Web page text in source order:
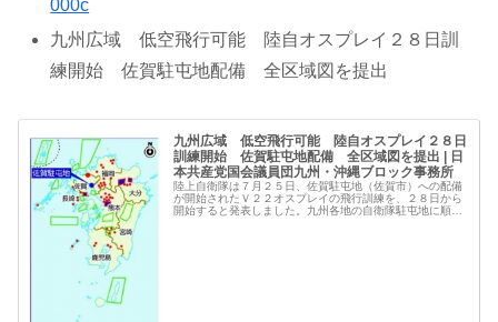
000c
九州広域 低空飛行可能 陸自オスプレイ２８日訓
練開始 佐賀駐屯地配備 全区域図を提出
九州広域 低空飛行可能 陸自オスプレイ２８日
訓練開始 佐賀駐屯地配備 全区域図を提出 | 日
本共産党国会議員団九州・沖縄ブロック事務所
陸上自衛隊は７月２５日、佐賀駐屯地（佐賀市）への配備
が開始されたＶ２２オスプレイの飛行訓練を、２８日から
開始すると発表しました。九州各地の自衛隊駐屯地に順